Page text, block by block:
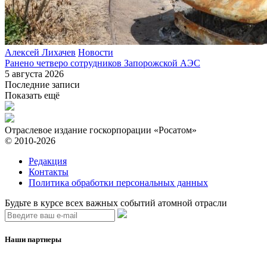
Алексей Лихачев Новости
Ранено четверо сотрудников Запорожской АЭС
5 августа 2026
Последние записи
Показать ещё
Отраслевое издание госкорпорации «Росатом»
© 2010-2026
Редакция
Контакты
Политика обработки персональных данных
Будьте в курсе всех важных событий атомной отрасли
Наши партнеры